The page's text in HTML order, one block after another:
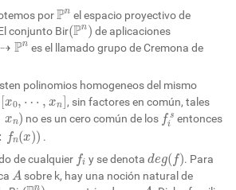
porPn
Pn el espacio proyectivo de
conjunto Bir(Pn)
(Pn)de aplicaciones
Pn es el llamado grupo de Cremona de
polinomios homogeneos del mismo
[x0, ⋯ , xn]
[ ⋯
, sin factores en común, tales
xn) no es un cero común de los f s
i
fs entonces
: fn(x)) .
de cualquier fi
f y se denota deg(f)
d g( f). Para
A
A sobre k, hay una noción natural de
n
Pn) A